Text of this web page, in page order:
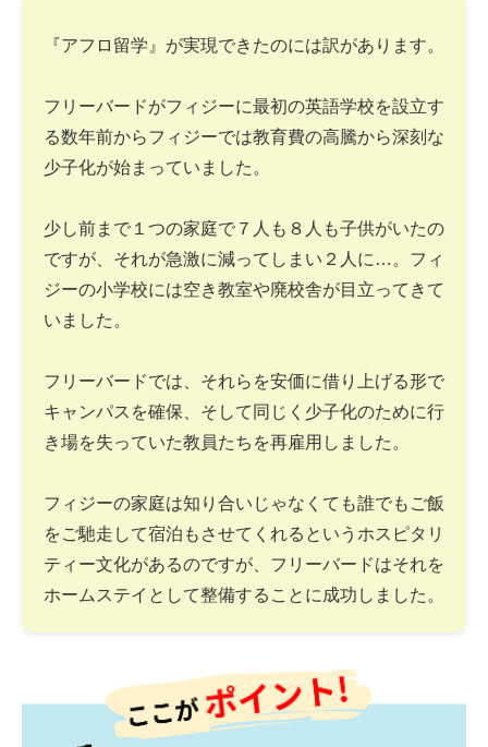
『アフロ留学』が実現できたのには訳があります。
フリーバードがフィジーに最初の英語学校を設立す
る数年前からフィジーでは教育費の高騰から深刻な
少子化が始まっていました。
少し前まで１つの家庭で７人も８人も子供がいたの
ですが、それが急激に減ってしまい２人に…。フィ
ジーの小学校には空き教室や廃校舎が目立ってきて
いました。
フリーバードでは、それらを安価に借り上げる形で
キャンパスを確保、そして同じく少子化のために行
き場を失っていた教員たちを再雇用しました。
フィジーの家庭は知り合いじゃなくても誰でもご飯
をご馳走して宿泊もさせてくれるというホスピタリ
ティー文化があるのですが、フリーバードはそれを
ホームステイとして整備することに成功しました。